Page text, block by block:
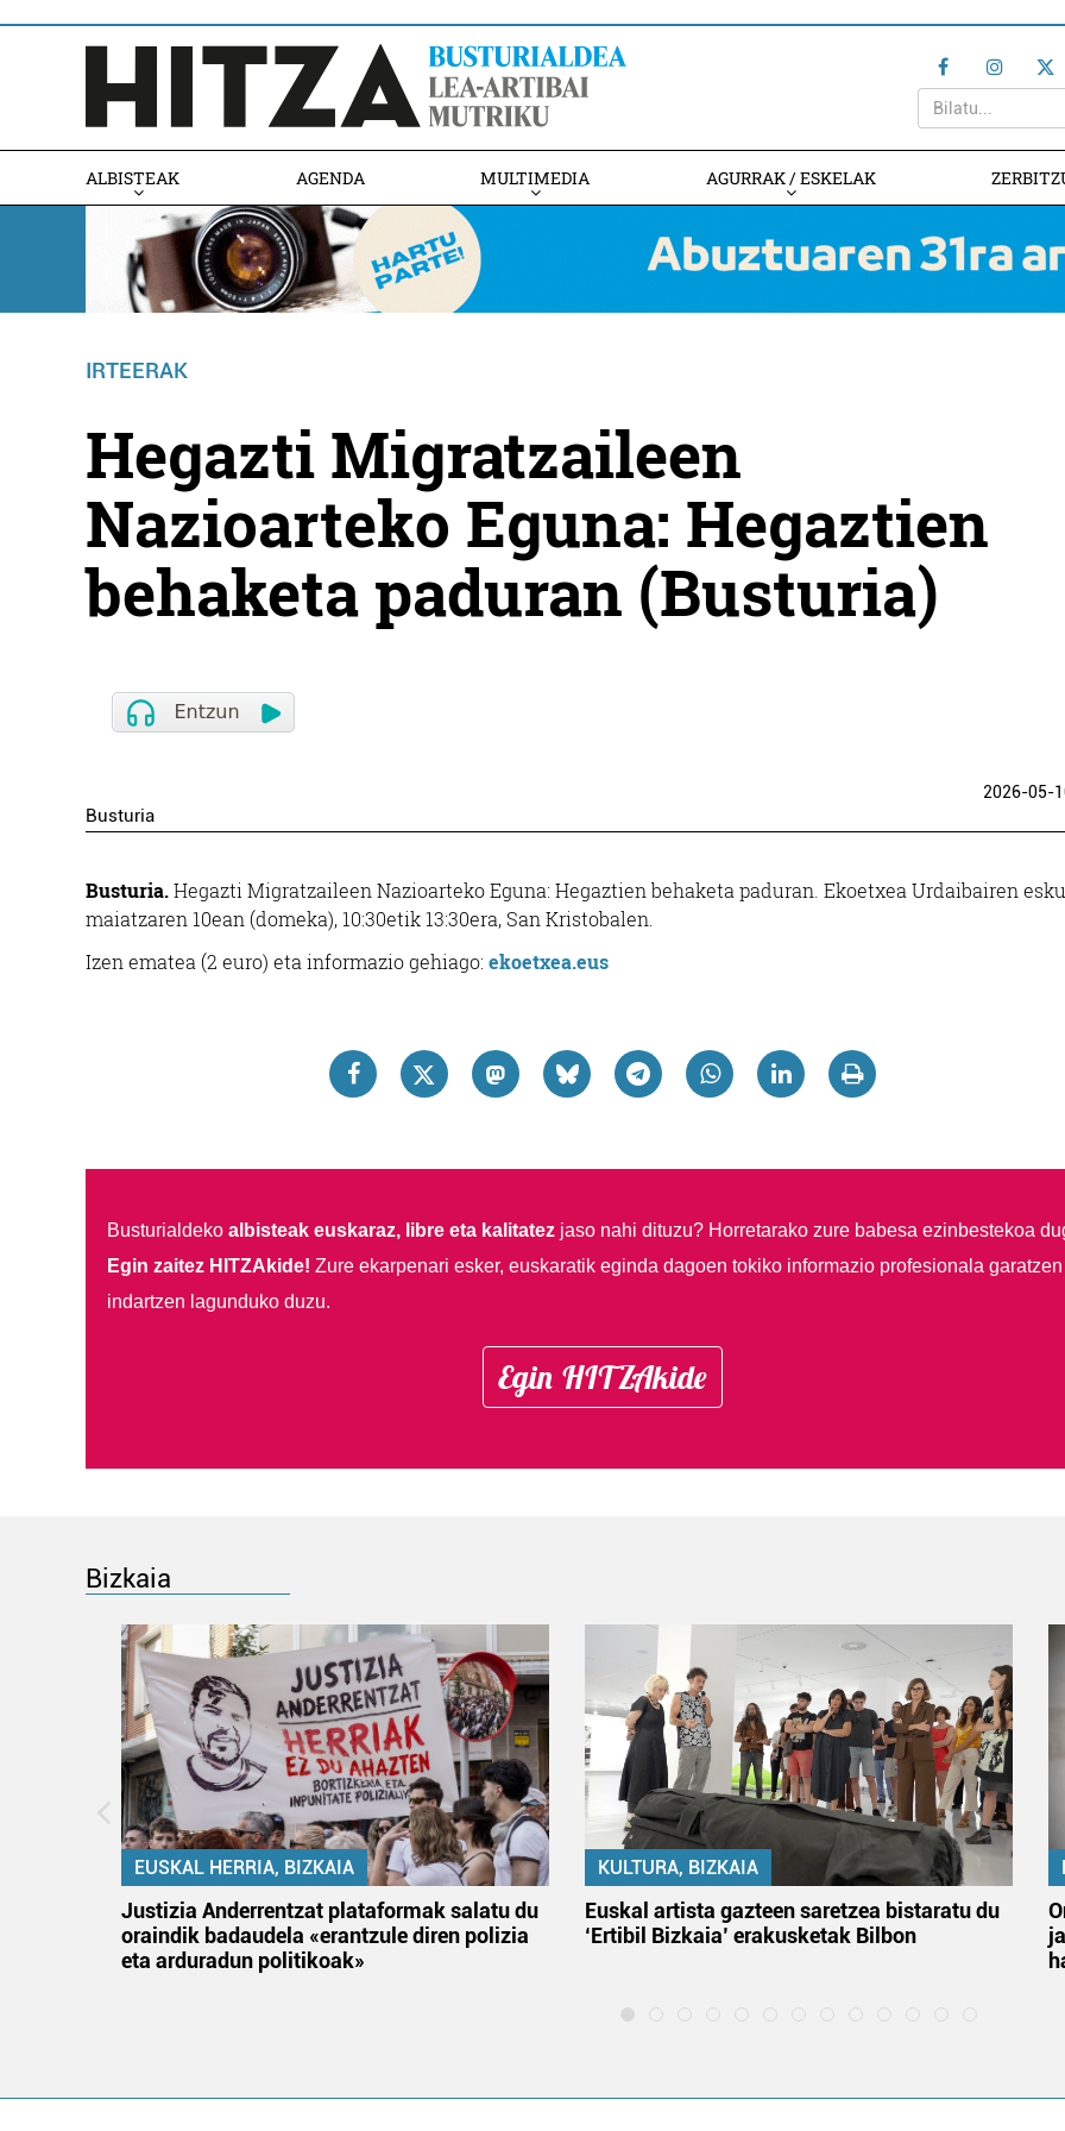
ALBISTEAK AGENDA MULTIMEDIA AGURRAK / ESKELAK
IRTEERAK
Hegazti Migratzaileen
Nazioarteko Eguna: Hegaztien
behaketa paduran (Busturia)
Busturia
2026-05-
Busturia.Hegazti Migratzaileen Nazioarteko Eguna: Hegaztien behaketa paduran. Ekoetxea Urdaibairen
maiatzaren 10ean (domeka), 10:30etik 13:30era, San Kristobalen.
Izen ematea (2 euro) eta informazio gehiago: ekoetxea.eus
Busturialdeko albisteak euskaraz, libre eta kalitatezjaso nahi dituzu? Horretarako zure babesa ezinbestekoa
Egin zaitez HITZAkide! Zure ekarpenari esker, euskaratik eginda dagoen tokiko informazio profesionala garatzen
indartzen lagunduko duzu.
Egin HITZAkide
Bizkaia
EUSKAL HERRIA, BIZKAIA
Justizia Anderrentzat plataformak salatu du
oraindik badaudela «erantzule diren polizia
eta arduradun politikoak»
KULTURA, BIZKAIA
Euskal artista gazteen saretzea bistaratu du
‘Ertibil Bizkaia’ erakusketak Bilbon